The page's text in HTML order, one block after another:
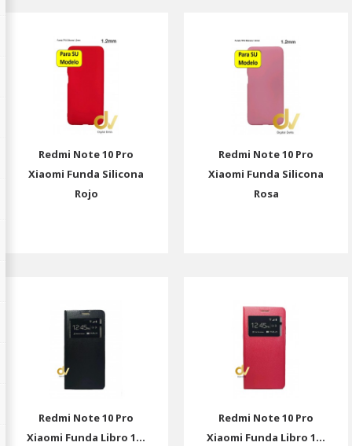
Redmi Note 10 Pro
Xiaomi Funda Silicona
Rojo
Redmi Note 10 Pro
Xiaomi Funda Silicona
Rosa
Redmi Note 10 Pro
Xiaomi Funda Libro 1...
Redmi Note 10 Pro
Xiaomi Funda Libro 1...